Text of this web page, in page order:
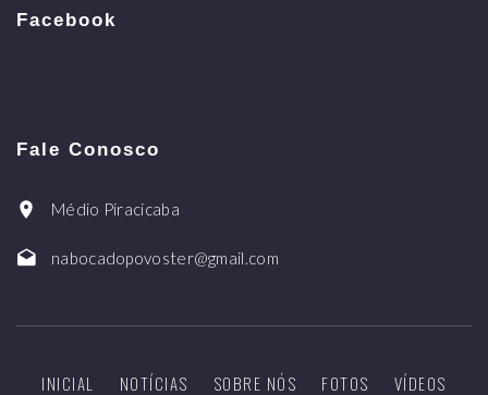
Facebook
Fale Conosco
Médio Piracicaba
nabocadopovoster@gmail.com
INICIAL NOTÍCIAS SOBRE NÓS FOTOS VÍDEOS